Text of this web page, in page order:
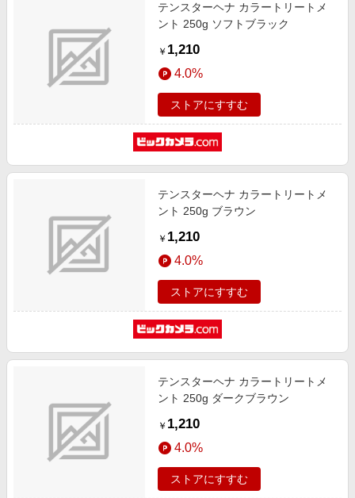
テンスターヘナ カラートリートメ
ント 250g ソフトブラック
￥ 1,210
4.0%
ストアにすすむ
テンスターヘナ カラートリートメ
ント 250g ブラウン
￥ 1,210
4.0%
ストアにすすむ
テンスターヘナ カラートリートメ
ント 250g ダークブラウン
￥ 1,210
4.0%
ストアにすすむ